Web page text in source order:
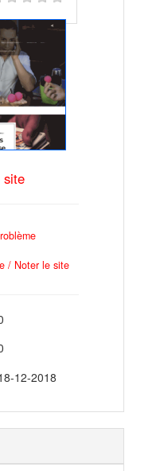
site
/ Noter le site
12-2018